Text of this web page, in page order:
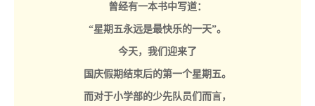
曾经有一本书中写道：
“星期五永远是最快乐的一天”。
今天，我们迎来了
国庆假期结束后的第一个星期五。
而对于小学部的少先队员们而言，